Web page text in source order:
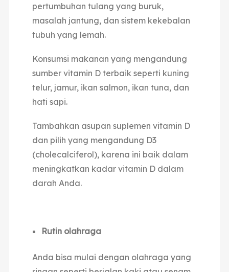
pertumbuhan tulang yang buruk,
masalah jantung, dan sistem kekebalan
tubuh yang lemah.
Konsumsi makanan yang mengandung
sumber vitamin D terbaik seperti kuning
telur, jamur, ikan salmon, ikan tuna, dan
hati sapi.
Tambahkan asupan suplemen vitamin D
dan pilih yang mengandung D3
(cholecalciferol), karena ini baik dalam
meningkatkan kadar vitamin D dalam
darah Anda.
Rutin olahraga
Anda bisa mulai dengan olahraga yang